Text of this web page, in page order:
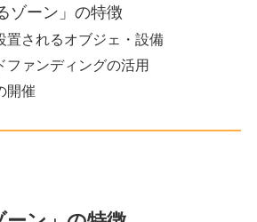
ゾーン」の特徴
置されるオブジェ・設備
ファンディングの活用
開催